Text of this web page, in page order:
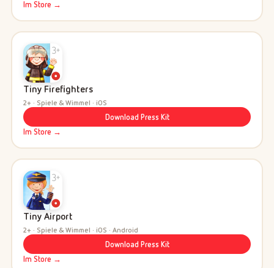
Im Store →
Tiny Firefighters
2+ · Spiele & Wimmel · iOS
Download Press Kit
Im Store →
Tiny Airport
2+ · Spiele & Wimmel · iOS · Android
Download Press Kit
Im Store →